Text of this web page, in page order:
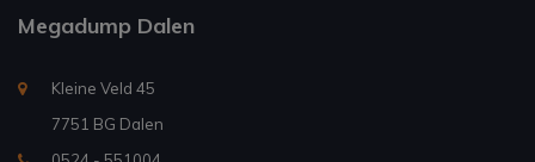
Megadump Dalen
Kleine Veld 45
7751 BG Dalen